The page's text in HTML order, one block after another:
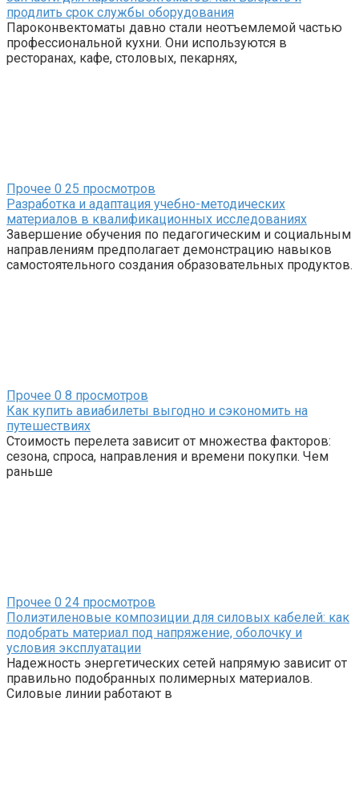
продлить срок службы оборудования
Пароконвектоматы давно стали неотъемлемой частью
профессиональной кухни. Они используются в
ресторанах, кафе, столовых, пекарнях,
Прочее 0 25 просмотров
Разработка и адаптация учебно-методических
материалов в квалификационных исследованиях
Завершение обучения по педагогическим и социальным
направлениям предполагает демонстрацию навыков
самостоятельного создания образовательных продуктов.
Прочее 0 8 просмотров
Как купить авиабилеты выгодно и сэкономить на
путешествиях
Стоимость перелета зависит от множества факторов:
сезона, спроса, направления и времени покупки. Чем
раньше
Прочее 0 24 просмотров
Полиэтиленовые композиции для силовых кабелей: как
подобрать материал под напряжение, оболочку и
условия эксплуатации
Надежность энергетических сетей напрямую зависит от
правильно подобранных полимерных материалов.
Силовые линии работают в